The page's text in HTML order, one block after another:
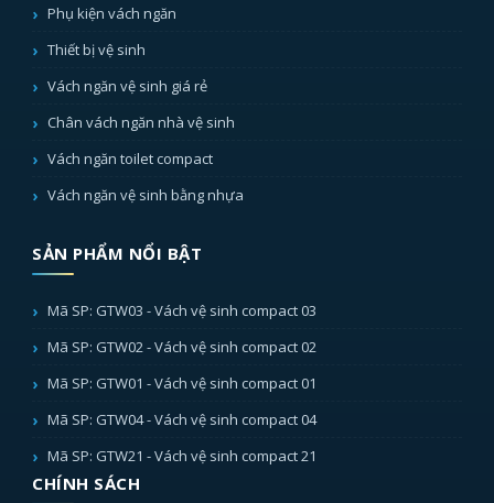
Phụ kiện vách ngăn
Thiết bị vệ sinh
Vách ngăn vệ sinh giá rẻ
Chân vách ngăn nhà vệ sinh
Vách ngăn toilet compact
Vách ngăn vệ sinh bằng nhựa
SẢN PHẨM NỔI BẬT
Mã SP: GTW03 - Vách vệ sinh compact 03
Mã SP: GTW02 - Vách vệ sinh compact 02
Mã SP: GTW01 - Vách vệ sinh compact 01
Mã SP: GTW04 - Vách vệ sinh compact 04
Mã SP: GTW21 - Vách vệ sinh compact 21
CHÍNH SÁCH